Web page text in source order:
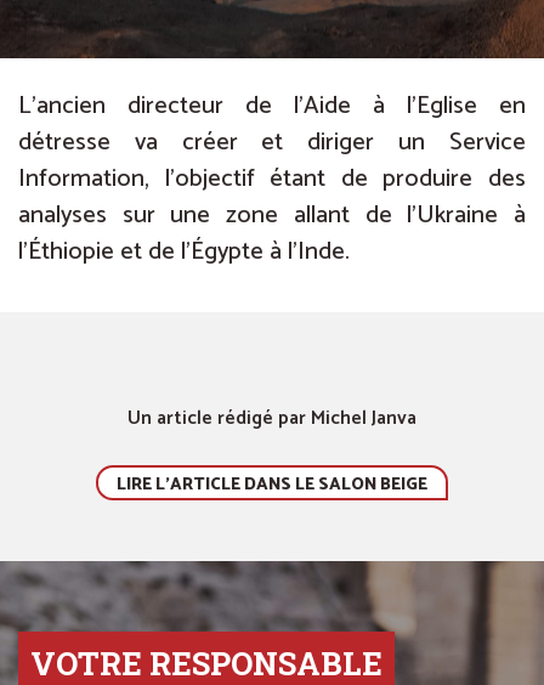
L’ancien directeur de l’Aide à l’Eglise en
détresse va créer et diriger un Service
Information, l’objectif étant de produire des
analyses sur une zone allant de l’Ukraine à
l’Éthiopie et de l’Égypte à l’Inde.
Un article rédigé par Michel Janva
LIRE L'ARTICLE DANS LE SALON BEIGE
VOTRE RESPONSABLE